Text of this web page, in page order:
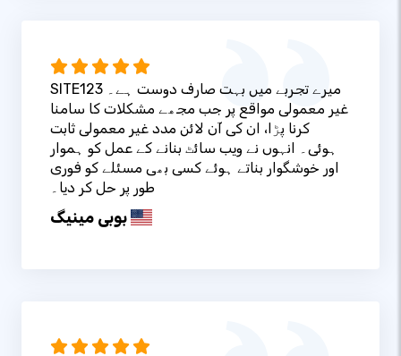
SITE123 میرے تجربے میں بہت صارف دوست ہے۔
غیر معمولی مواقع پر جب مجھے مشکلات کا سامنا
کرنا پڑا، ان کی آن لائن مدد غیر معمولی ثابت
ہوئی۔ انہوں نے ویب سائٹ بنانے کے عمل کو ہموار
اور خوشگوار بناتے ہوئے کسی بھی مسئلے کو فوری
طور پر حل کر دیا۔
بوبی مینیگ